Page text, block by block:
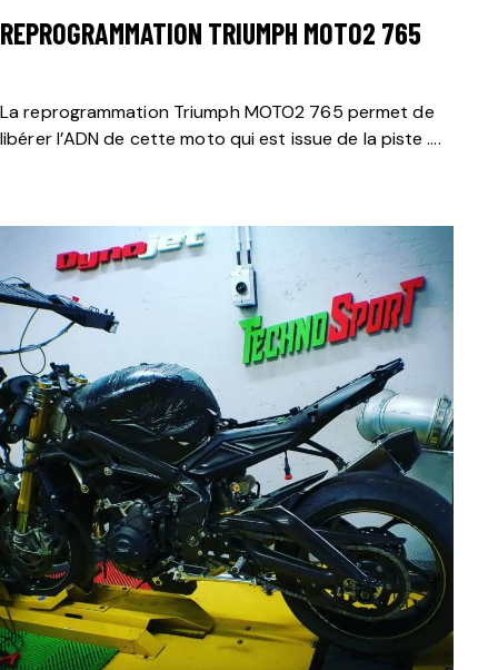
REPROGRAMMATION TRIUMPH MOTO2 765
La reprogrammation Triumph MOTO2 765 permet de
libérer l’ADN de cette moto qui est issue de la piste ….